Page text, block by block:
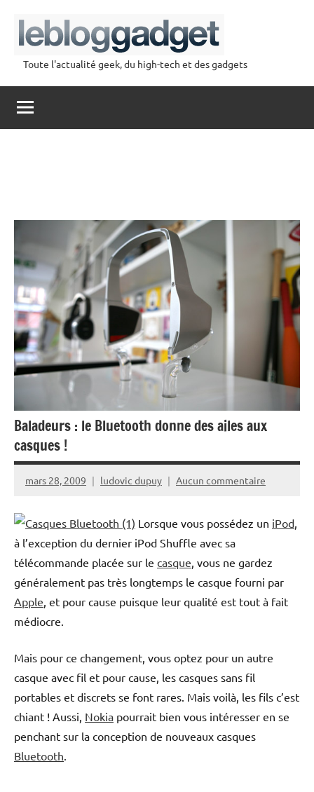
contenu
lebloggadget
Toute l'actualité geek, du high-tech et des gadgets
Baladeurs : le Bluetooth donne des ailes aux
casques !
mars 28, 2009 ludovic dupuy Aucun commentaire
Lorsque vous possédez un iPod,
à l’exception du dernier iPod Shuffle avec sa
télécommande placée sur le casque, vous ne gardez
généralement pas très longtemps le casque fourni par
Apple, et pour cause puisque leur qualité est tout à fait
médiocre.
Mais pour ce changement, vous optez pour un autre
casque avec fil et pour cause, les casques sans fil
portables et discrets se font rares. Mais voilà, les fils c’est
chiant ! Aussi, Nokia pourrait bien vous intéresser en se
penchant sur la conception de nouveaux casques
Bluetooth.